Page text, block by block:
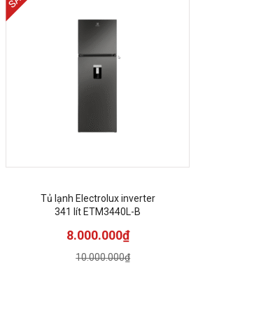
Tủ lạnh Electrolux inverter
341 lít ETM3440L-B
8.000.000₫
10.000.000₫